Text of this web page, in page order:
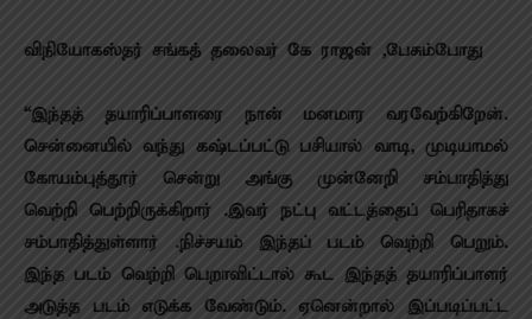
விநியோகஸ்தர் சங்கத் தலைவர் கே ராஜன் ,பேசும்போது
“இந்தத் தயாரிப்பாளரை நான் மனமார வரவேற்கிறேன்.
சென்னையில் வந்து கஷ்டப்பட்டு பசியால் வாடி, முடியாமல்
கோயம்புத்தூர் சென்று அங்கு முன்னேறி சம்பாதித்து
வெற்றி பெற்றிருக்கிறார் .இவர் நட்பு வட்டத்தைப் பெரிதாகச்
சம்பாதித்துள்ளார் .நிச்சயம் இந்தப் படம் வெற்றி பெறும்.
இந்த படம் வெற்றி பெறாவிட்டால் கூட இந்தத் தயாரிப்பாளர்
அடுத்த படம் எடுக்க வேண்டும். ஏனென்றால் இப்படிப்பட்ட